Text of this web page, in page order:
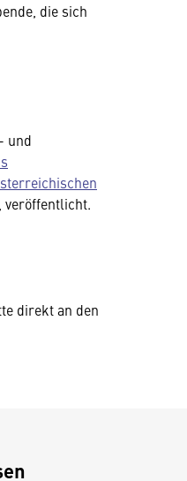
die sich
und
, veröffentlicht.
direkt an den